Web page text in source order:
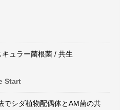
ュラー菌根菌 / 共生
Start
でシダ植物配偶体とAM菌の共